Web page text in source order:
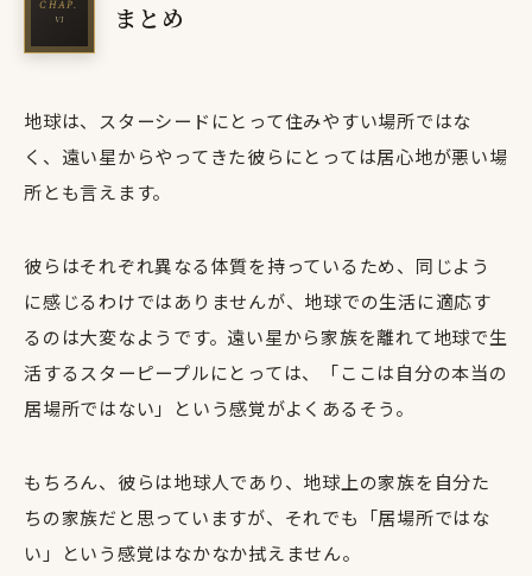
まとめ
地球は、スターシードにとって住みやすい場所ではな
く、遠い星からやってきた彼らにとっては居心地が悪い場
所とも言えます。
彼らはそれぞれ異なる体質を持っているため、同じよう
に感じるわけではありませんが、地球での生活に適応す
るのは大変なようです。遠い星から家族を離れて地球で生
活するスターピープルにとっては、「ここは自分の本当の
居場所ではない」という感覚がよくあるそう。
もちろん、彼らは地球人であり、地球上の家族を自分た
ちの家族だと思っていますが、それでも「居場所ではな
い」という感覚はなかなか拭えません。